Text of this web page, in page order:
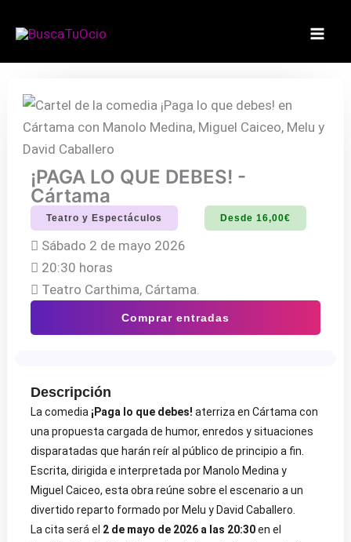
¡PAGA LO QUE DEBES! -
Cártama
Teatro y Espectáculos Desde 16,00€
Sábado 2 de mayo 2026
20:30 horas
Teatro Carthima, Cártama.
Comprar entradas
Descripción
La comedia ¡Paga lo que debes! aterriza en Cártama con
una propuesta cargada de humor, enredos y situaciones
disparatadas que harán reír al público de principio a fin.
Escrita, dirigida e interpretada por Manolo Medina y
Miguel Caiceo, esta obra reúne sobre el escenario a un
divertido reparto formado por Melu y David Caballero.
La cita será el 2 de mayo de 2026 a las 20:30en el